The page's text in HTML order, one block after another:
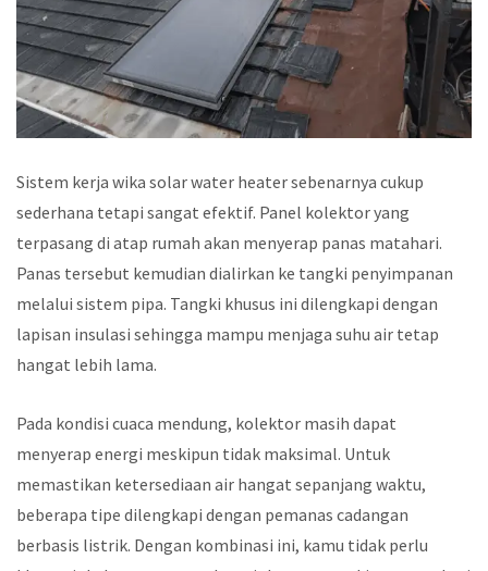
Sistem kerja wika solar water heater sebenarnya cukup
sederhana tetapi sangat efektif. Panel kolektor yang
terpasang di atap rumah akan menyerap panas matahari.
Panas tersebut kemudian dialirkan ke tangki penyimpanan
melalui sistem pipa. Tangki khusus ini dilengkapi dengan
lapisan insulasi sehingga mampu menjaga suhu air tetap
hangat lebih lama.
Pada kondisi cuaca mendung, kolektor masih dapat
menyerap energi meskipun tidak maksimal. Untuk
memastikan ketersediaan air hangat sepanjang waktu,
beberapa tipe dilengkapi dengan pemanas cadangan
berbasis listrik. Dengan kombinasi ini, kamu tidak perlu